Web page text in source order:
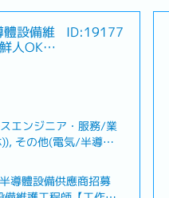
設備維
人OK※
ID:19177
エンジニア・服務/業
その他(電気/半導体)
師, サービス/セール
ジニア(機械)), その
程師
導體設備供應商招募